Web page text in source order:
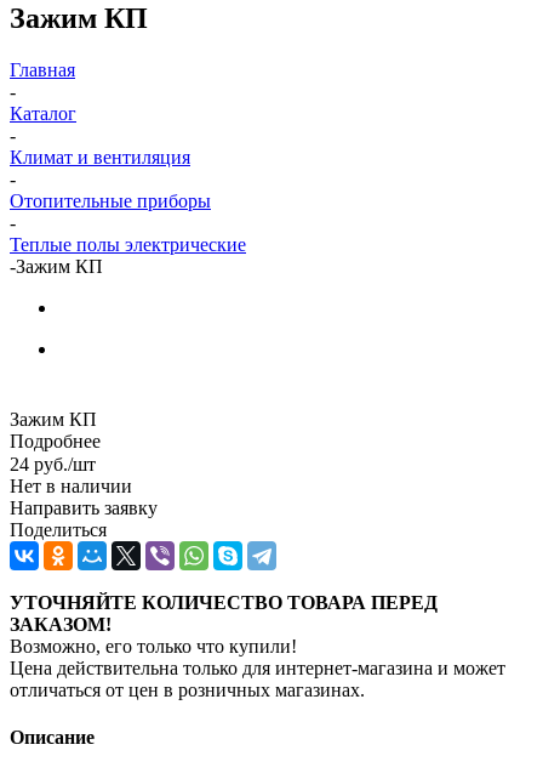
Зажим КП
Главная
-
Каталог
-
Климат и вентиляция
-
Отопительные приборы
-
Теплые полы электрические
-Зажим КП
Зажим КП
Подробнее
24 руб./шт
Нет в наличии
Направить заявку
Поделиться
УТОЧНЯЙТЕ КОЛИЧЕСТВО ТОВАРА ПЕРЕД
ЗАКАЗОМ!
Возможно, его только что купили!
Цена действительна только для интернет-магазина и может
отличаться от цен в розничных магазинах.
Описание